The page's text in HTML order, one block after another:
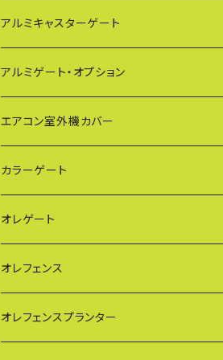
アルミキャスターゲート
EXG（傾斜地対応アルミゲート）
PXG（EXG廉価版/傾斜地対応アルミゲート）
BXGシリーズ（傾斜地対応/家庭用アルミゲー
FXG（一輪/傾斜地対応アルミゲート）
HXG（傾斜地対応アルミゲート）
AXG（パネル兼用タイプ）
アルミゲート・オプション
エアコン室外機カバー
通常サイズ KB90
大型サイズ KB93
特大サイズ KB108
奥行ワイド KB114
カラーゲート
QXGシリーズ（ご家庭用）
SXGシリーズ(ご家庭用/ペットゲート)
VXGシリーズ（ご家庭用）
オレゲート
オレフェンス
幅60cmタイプ
オレフェンスプランター